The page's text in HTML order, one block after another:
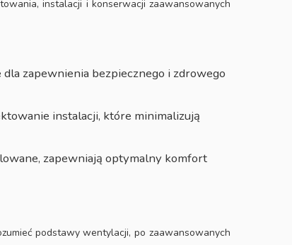
instalacji i konserwacji zaawansowanych
zapewnienia bezpiecznego i zdrowego
instalacji, które minimalizują
zapewniają optymalny komfort
podstawy wentylacji, po zaawansowanych